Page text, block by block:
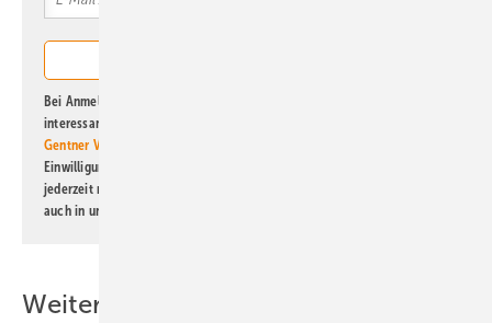
Bei Anmeldung zu diesem Newsletter bin ich damit einverstanden, über
interessante Verlags- und Online-Angebote
Gentner Verlag GmbH & Co. KG
Einwilligung kann ich jederzeit widerrufen und eine Abmeldung ist
jederzeit möglich. Informationen zum Umgang mit Daten finden Sie
auch in unserer
Weitere Inhalte